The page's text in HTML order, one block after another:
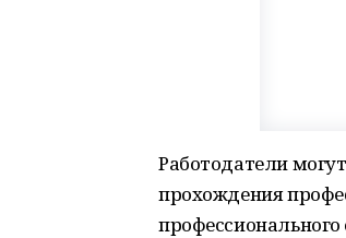
Работодатели
прохождения